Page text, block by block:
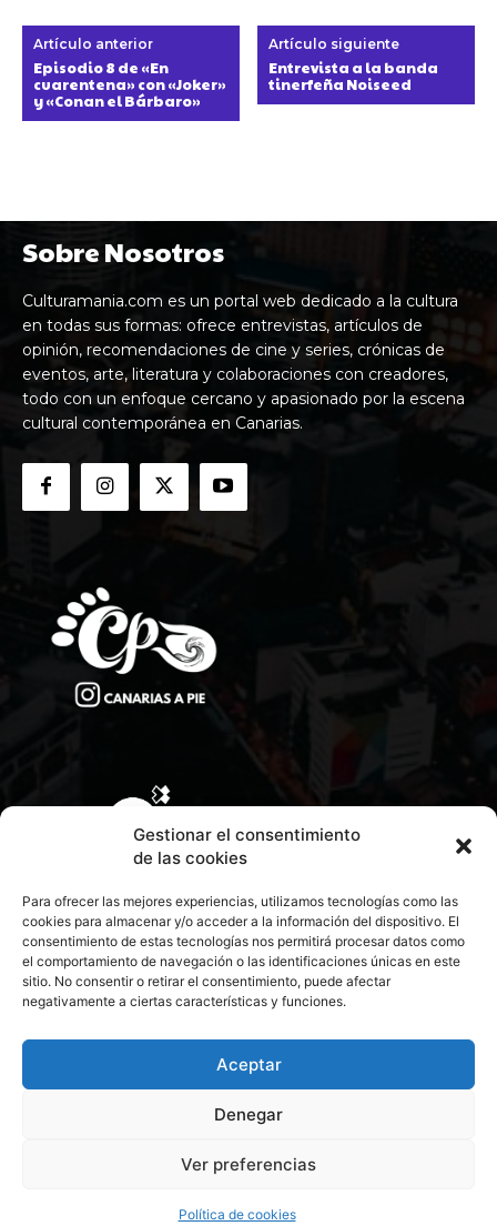
Gestionar el consentimiento
de las cookies
Para ofrecer las mejores experiencias, utilizamos tecnologías como las
cookies para almacenar y/o acceder a la información del dispositivo. El
consentimiento de estas tecnologías nos permitirá procesar datos como
el comportamiento de navegación o las identificaciones únicas en este
sitio. No consentir o retirar el consentimiento, puede afectar
negativamente a ciertas características y funciones.
Aceptar
Denegar
Ver preferencias
Política de cookies
Artículo anterior
Episodio 8 de «En
cuarentena» con «Joker»
y «Conan el Bárbaro»
Artículo siguiente
Entrevista a la banda
tinerfeña Noiseed
Sobre Nosotros
Culturamania.com es un portal web dedicado a la cultura
en todas sus formas: ofrece entrevistas, artículos de
opinión, recomendaciones de cine y series, crónicas de
eventos, arte, literatura y colaboraciones con creadores,
todo con un enfoque cercano y apasionado por la escena
cultural contemporánea en Canarias.
CONTACTA CON NOSOTROS
© 2026 Todos los derechos reservados. Culturamanía